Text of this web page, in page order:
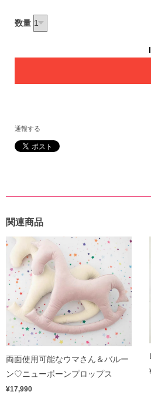
数量
通報する
関連商品
両面使用可能なウマさん＆バルー
ン♡ニューボーンプロップス
¥17,990